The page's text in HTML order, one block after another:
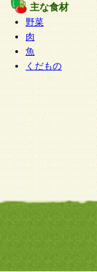
主な食材
野菜
肉
魚
くだもの